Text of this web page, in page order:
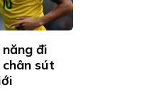
đi
sút